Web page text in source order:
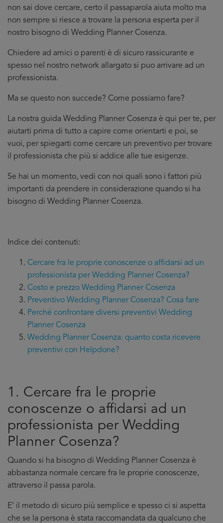
non sai dove cercare, certo il passaparola aiuta molto ma
non sempre si riesce a trovare la persona esperta per il
nostro bisogno di Wedding Planner Cosenza.
Chiedere ad amici o parenti è di sicuro rassicurante e
spesso nel nostro network allargato si puo arrivare ad un
professionista.
Ma se questo non succede? Come possiamo fare?
La nostra guida Wedding Planner Cosenza è qui per te, per
aiutarti prima di tutto a capire come orientarti e poi, se
vuoi, per spiegarti come cercare un preventivo per trovare
il professionista che più si addice alle tue esigenze.
Se hai un momento, vedi con noi quali sono i fattori più
importanti da prendere in considerazione quando si ha
bisogno di Wedding Planner Cosenza.
Indice dei contenuti:
Cercare fra le proprie conoscenze o affidarsi ad un
professionista per Wedding Planner Cosenza?
Costo e prezzo Wedding Planner Cosenza
Preventivo Wedding Planner Cosenza? Cosa fare
Perché confrontare diversi preventivi Wedding
Planner Cosenza
Wedding Planner Cosenza: quanto costa ricevere
preventivi con Helpdone?
1. Cercare fra le proprie
conoscenze o affidarsi ad un
professionista per Wedding
Planner Cosenza?
Quando si ha bisogno di Wedding Planner Cosenza è
abbastanza normale cercare fra le proprie conoscenze,
attraverso il passa parola.
E’ il metodo di sicuro più semplice e spesso ci si aspetta
che se la persona è stata raccomandata da qualcuno che